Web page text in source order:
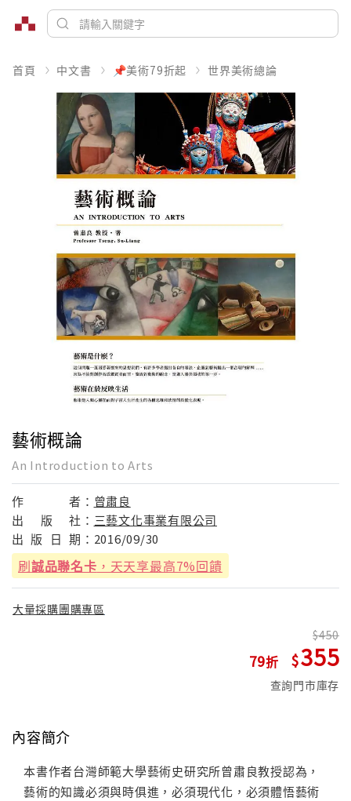
首頁 中文書 📌美術79折起 世界美術總論
藝術概論
An Introduction to Arts
作 者： 曾肅良
出
版 社： 三藝文化事業有限公司
出 版 日 期： 2016/09/30
刷誠品聯名卡 ，天天享最高7%回饋
大量採購團購專區
79
450
355
查詢門市庫存
內容簡介
本書作者台灣師範大學藝術史研究所曾肅良教授認為，
藝術的知識必須與時俱進，必須現代化，必須體悟藝術